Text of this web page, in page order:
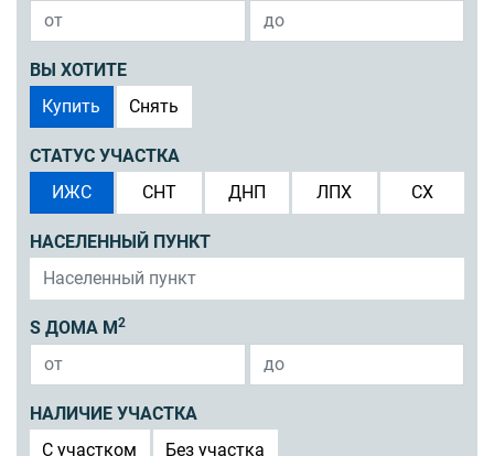
ВЫ ХОТИТЕ
Купить
Снять
СТАТУС УЧАСТКА
ИЖС
СНТ ДНП ЛПХ СХ
НАСЕЛЕННЫЙ ПУНКТ
S ДОМА М 2
НАЛИЧИЕ УЧАСТКА
C участком
Без участка